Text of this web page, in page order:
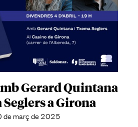
Gerard Quintana
a Girona
de març de 2025